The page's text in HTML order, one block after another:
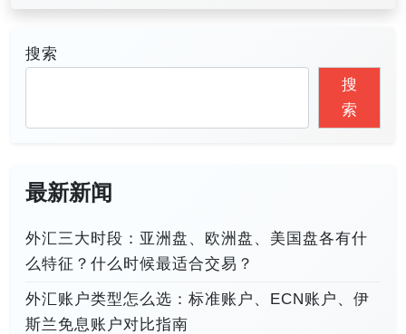
搜索
搜
索
最新新闻
外汇三大时段：亚洲盘、欧洲盘、美国盘各有什
么特征？什么时候最适合交易？
外汇账户类型怎么选：标准账户、ECN账户、伊
斯兰免息账户对比指南